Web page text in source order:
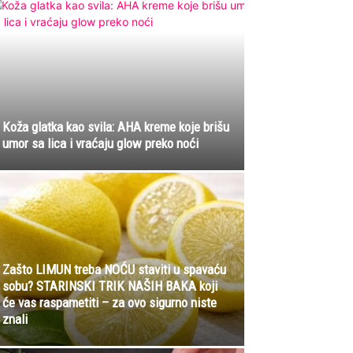
Koža glatka kao svila: AHA kreme koje brišu
umor sa lica i vraćaju glow preko noći
Zašto LIMUN treba NOĆU staviti u spavaću
sobu? STARINSKI TRIK NAŠIH BAKA koji
će vas raspametiti – za ovo sigurno niste
znali